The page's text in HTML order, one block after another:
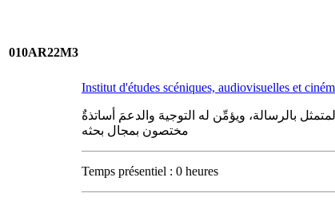
010AR22M3
Institut d'études scéniques, audiovisuelles et
بالرسالة، ويؤمِّن له التوجيهَ والدعمَ أساتذةٌ
مختصون بمجال بحثه
Temps présentiel : 0 heures